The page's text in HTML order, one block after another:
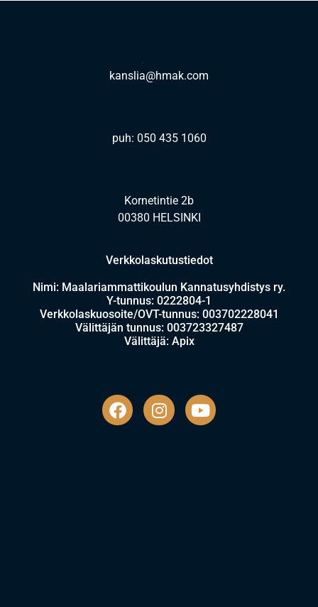
kanslia@hmak.com
puh: 050 435 1060
Kornetintie 2b
00380 HELSINKI
Verkkolaskutustiedot
Nimi: Maalariammattikoulun Kannatusyhdistys ry.
Y-tunnus: 0222804-1
Verkkolaskuosoite/OVT-tunnus: 003702228041
Välittäjän tunnus: 003723327487
Välittäjä: Apix